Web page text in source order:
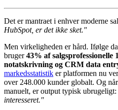
Det er mantraet i enhver moderne
HubSpot, er det ikke sket."
Men virkeligheden er hård. Ifølge
bruger43% af salgsprofessionelle
notatskrivning og CRM data
markedsstatistik er platformen nu
over 248.000 kunder globalt. Og
manuelt, er output typisk ubrugeligt:
interesseret."